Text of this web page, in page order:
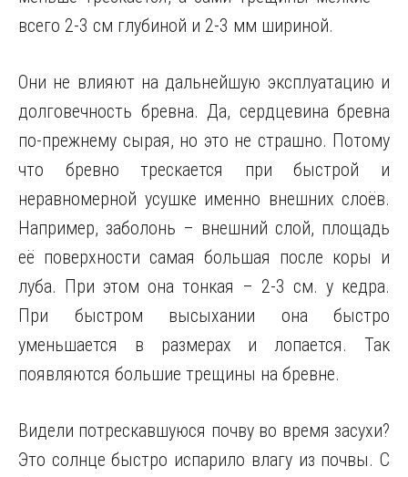
всего 2-3 см глубиной и 2-3 мм шириной.
Они не влияют на дальнейшую эксплуатацию и
долговечность бревна. Да, сердцевина бревна
по-прежнему сырая, но это не страшно. Потому
что бревно трескается при быстрой и
неравномерной усушке именно внешних слоёв.
Например, заболонь – внешний слой, площадь
её поверхности самая большая после коры и
луба. При этом она тонкая – 2-3 см. у кедра.
При быстром высыхании она быстро
уменьшается в размерах и лопается. Так
появляются большие трещины на бревне.
Видели потрескавшуюся почву во время засухи?
Это солнце быстро испарило влагу из почвы. С